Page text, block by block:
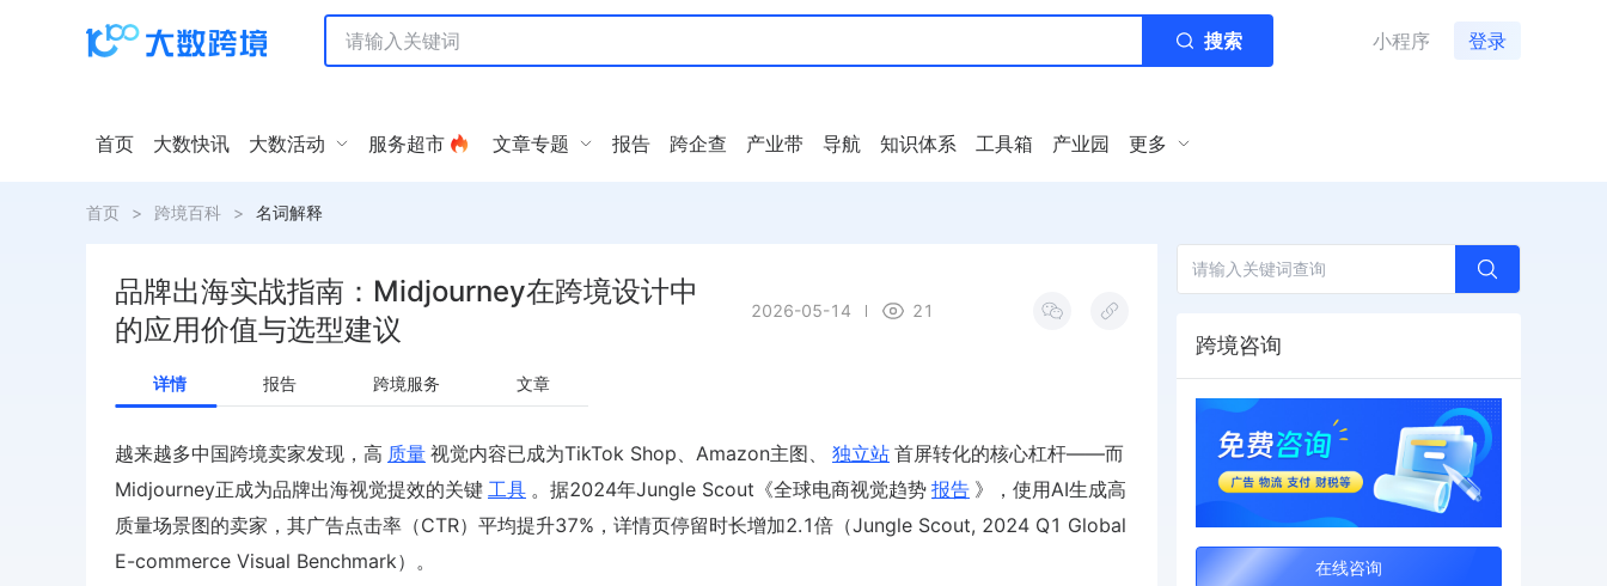
搜索 小程序 登录
首页 大数快讯 大数活动 服务超市 文章专题 报告 跨企查 产业带 导航 知识体系 工具箱 产业园 更多
首页 > 跨境百科 > 名词解释
品牌出海实战指南：Midjourney在跨境设计中
的应用价值与选型建议
2026-05-14 21
详情 报告 跨境服务 文章
越来越多中国跨境卖家发现，高 质量 视觉内容已成为TikTok Shop、Amazon主图、 独立站 首屏转化的核心杠杆——而
Midjourney正成为品牌出海视觉提效的关键 工具 。据2024年Jungle Scout《全球电商视觉趋势 报告 》，使用AI生成高
质量场景图的卖家，其广告点击率（CTR）平均提升37%，详情页停留时长增加2.1倍（Jungle Scout, 2024 Q1 Global
E-commerce Visual Benchmark）。
跨境咨询
在线咨询